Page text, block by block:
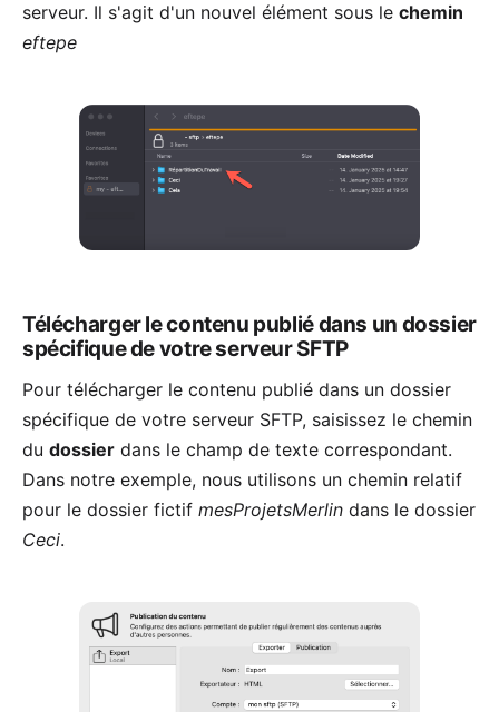
serveur. Il s'agit d'un nouvel élément sous le chemin
eftepe
Télécharger le contenu publié dans un dossier
spécifique de votre serveur SFTP
Pour télécharger le contenu publié dans un dossier
spécifique de votre serveur SFTP, saisissez le chemin
du dossier dans le champ de texte correspondant.
Dans notre exemple, nous utilisons un chemin relatif
pour le dossier fictif mesProjetsMerlin dans le dossier
Ceci.